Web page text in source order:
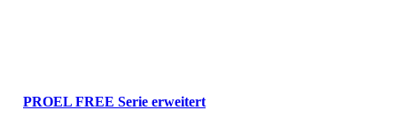
PROEL FREE Serie erweitert